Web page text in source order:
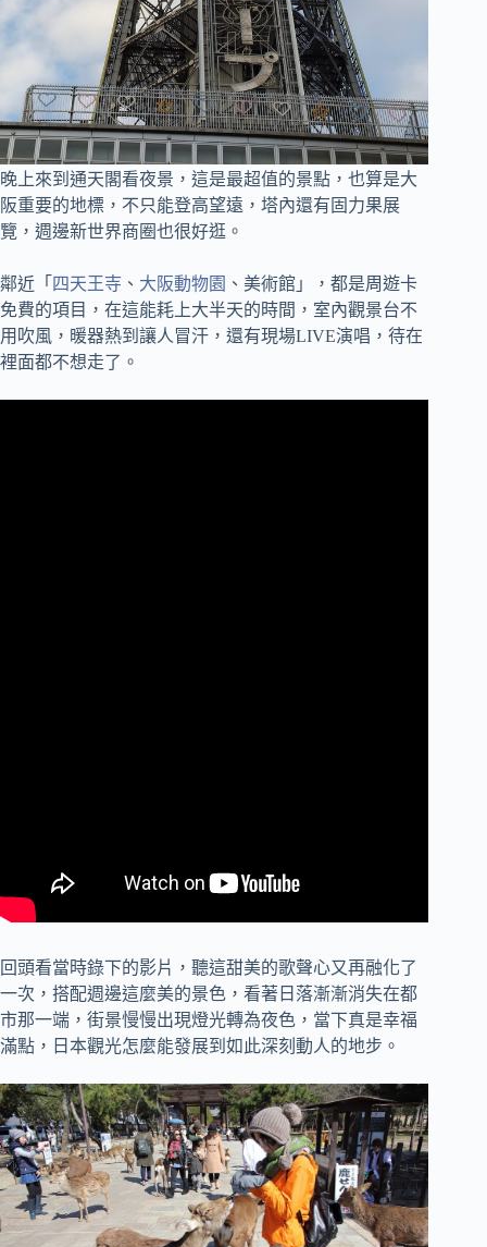
晚上來到通天閣看夜景，這是最超值的景點，也算是大
阪重要的地標，不只能登高望遠，塔內還有固力果展
覽，週邊新世界商圈也很好逛。
鄰近「 四天王寺 、 大阪動物園 、美術館」，都是周遊卡
免費的項目，在這能耗上大半天的時間，室內觀景台不
用吹風，暖器熱到讓人冒汗，還有現場LIVE演唱，待在
裡面都不想走了。
回頭看當時錄下的影片，聽這甜美的歌聲心又再融化了
一次，搭配週邊這麼美的景色，看著日落漸漸消失在都
市那一端，街景慢慢出現燈光轉為夜色，當下真是幸福
滿點，日本觀光怎麼能發展到如此深刻動人的地步。